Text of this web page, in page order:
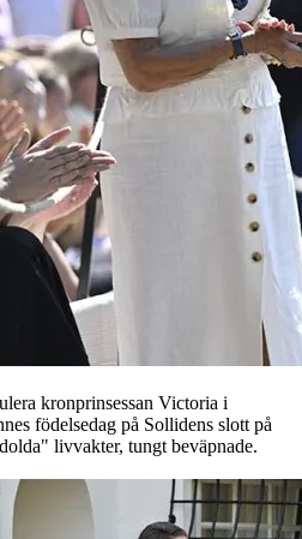
kronprinsessan Victoria i
födelsedag på Sollidens slott på
livvakter, tungt beväpnade.